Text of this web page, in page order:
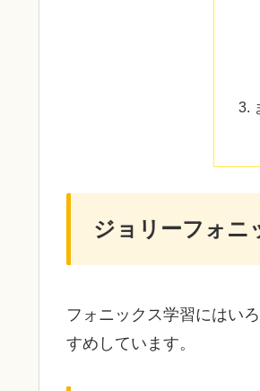
ジョリーフォニ
フォニックス学習にはい
すめしています。